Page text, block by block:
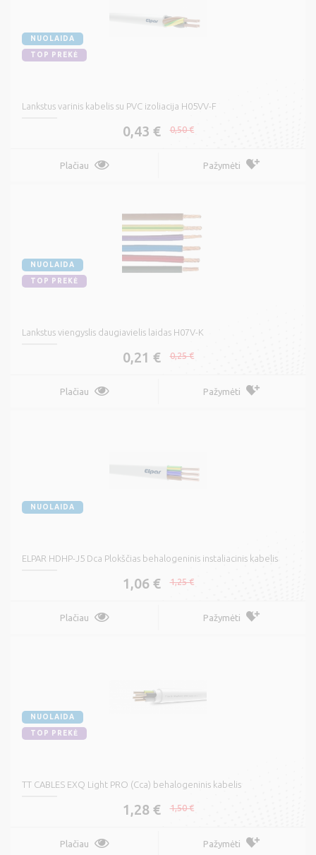
NUOLAIDA
TOP PREKĖ
Lankstus varinis kabelis su PVC izoliacija H05VV-F
0,43 € 0,50 €
Plačiau Pažymėti
NUOLAIDA
TOP PREKĖ
Lankstus viengyslis daugiavielis laidas H07V-K
0,21 € 0,25 €
Plačiau Pažymėti
NUOLAIDA
ELPAR HDHP-J5 Dca Plokščias behalogeninis instaliacinis kabelis
1,06 € 1,25 €
Plačiau Pažymėti
NUOLAIDA
TOP PREKĖ
TT CABLES EXQ Light PRO (Cca) behalogeninis kabelis
1,28 € 1,50 €
Plačiau Pažymėti